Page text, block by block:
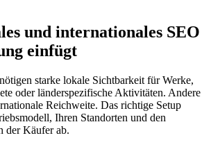
und internationales SEO
einfügt
starke lokale Sichtbarkeit für Werke,
oder länderspezifische Aktivitäten. Andere
Reichweite. Das richtige Setup
Ihren Standorten und den
der Käufer ab.